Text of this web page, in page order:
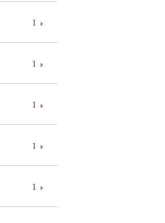
1
1
1
1
1